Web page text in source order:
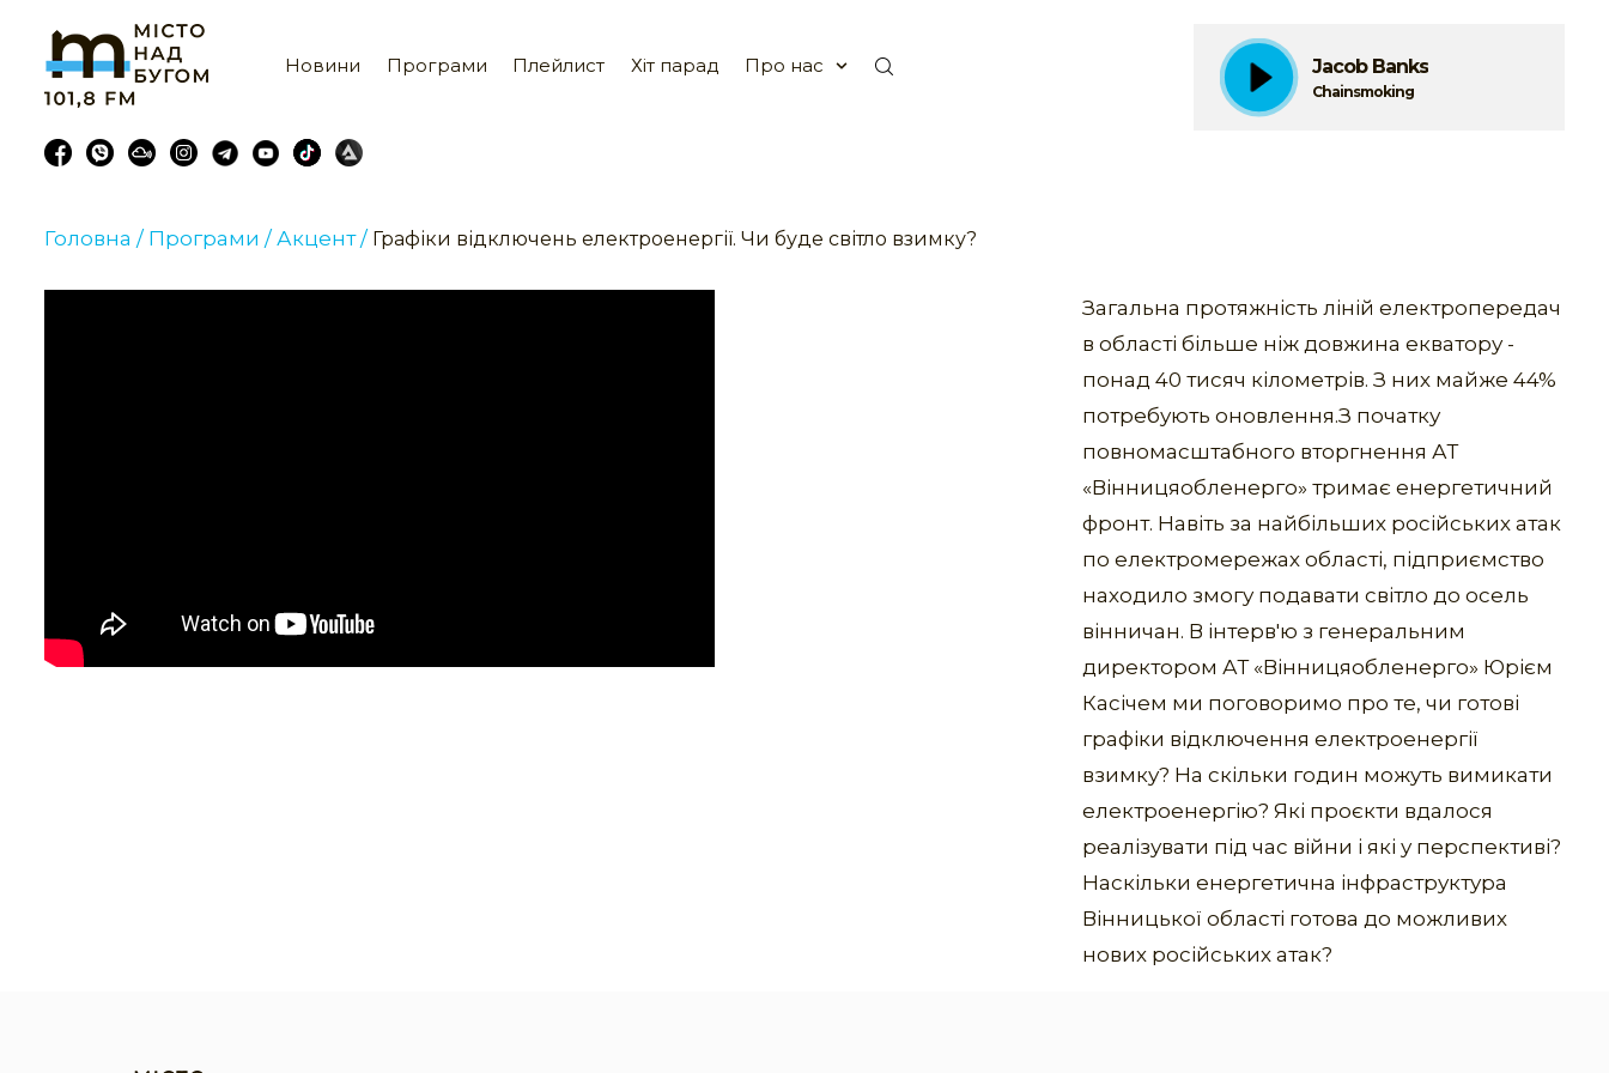
Новини Програми Плейлист Хіт парад Про нас Jacob Banks
Chainsmoking
Головна / Програми / Акцент / Графіки відключень електроенергії. Чи буде світло взимку?
Загальна протяжність ліній електропередач
в області більше ніж довжина екватору -
понад 40 тисяч кілометрів. З них майже 44%
потребують оновлення.З початку
повномасштабного вторгнення АТ
«Вінницяобленерго» тримає енергетичний
фронт. Навіть за найбільших російських атак
по електромережах області, підприємство
находило змогу подавати світло до осель
вінничан. В інтерв'ю з генеральним
директором АТ «Вінницяобленерго» Юрієм
Касічем ми поговоримо про те, чи готові
графіки відключення електроенергії
взимку? На скільки годин можуть вимикати
електроенергію? Які проєкти вдалося
реалізувати під час війни і які у перспективі?
Наскільки енергетична інфраструктура
Вінницької області готова до можливих
нових російських атак?